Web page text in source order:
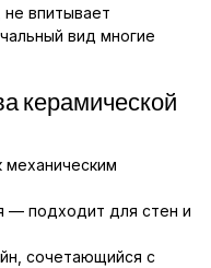
впитывает
вид многие
керамической
механическим
— подходит для стен и
сочетающийся с